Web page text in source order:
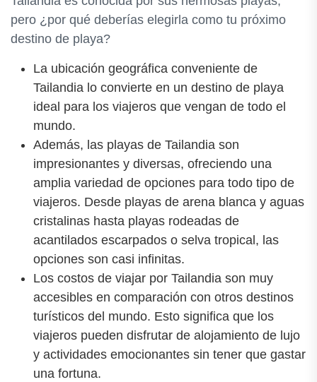
pero ¿por qué deberías elegirla como tu próximo
destino de playa?
La ubicación geográfica conveniente de
Tailandia lo convierte en un destino de playa
ideal para los viajeros que vengan de todo el
mundo.
Además, las playas de Tailandia son
impresionantes y diversas, ofreciendo una
amplia variedad de opciones para todo tipo de
viajeros. Desde playas de arena blanca y aguas
cristalinas hasta playas rodeadas de
acantilados escarpados o selva tropical, las
opciones son casi infinitas.
Los costos de viajar por Tailandia son muy
accesibles en comparación con otros destinos
turísticos del mundo. Esto significa que los
viajeros pueden disfrutar de alojamiento de lujo
y actividades emocionantes sin tener que gastar
una fortuna.